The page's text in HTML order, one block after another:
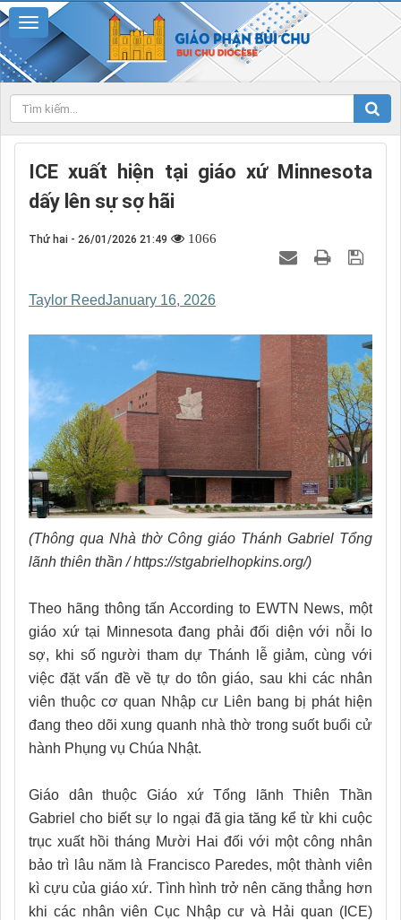
ICE xuất hiện tại giáo xứ Minnesota
dấy lên sự sợ hãi
Thứ hai - 26/01/2026 21:49 1066
Taylor ReedJanuary 16, 2026
(Thông qua Nhà thờ Công giáo Thánh Gabriel Tổng
lãnh thiên thần / https://stgabrielhopkins.org/)
Theo hãng thông tấn According to EWTN News, một
giáo xứ tại Minnesota đang phải đối diện với nỗi lo
sợ, khi số người tham dự Thánh lễ giảm, cùng với
việc đặt vấn đề về tự do tôn giáo, sau khi các nhân
viên thuộc cơ quan Nhập cư Liên bang bị phát hiện
đang theo dõi xung quanh nhà thờ trong suốt buổi cử
hành Phụng vụ Chúa Nhật.
Giáo dân thuộc Giáo xứ Tổng lãnh Thiên Thần
Gabriel cho biết sự lo ngại đã gia tăng kể từ khi cuộc
trục xuất hồi tháng Mười Hai đối với một công nhân
bảo trì lâu năm là Francisco Paredes, một thành viên
kì cựu của giáo xứ. Tình hình trở nên căng thẳng hơn
khi các nhân viên Cục Nhập cư và Hải quan (ICE)